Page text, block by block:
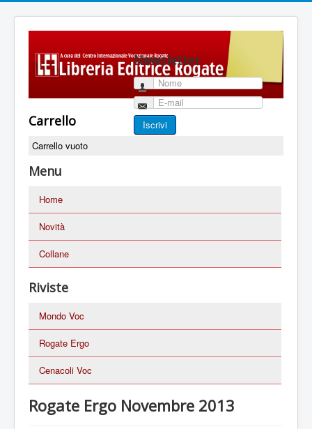
Newsletter
Nome
E-mail
Iscrivi
Carrello
Carrello vuoto
Menu
Home
Novità
Collane
Riviste
Mondo Voc
Rogate Ergo
Cenacoli Voc
Rogate Ergo Novembre 2013